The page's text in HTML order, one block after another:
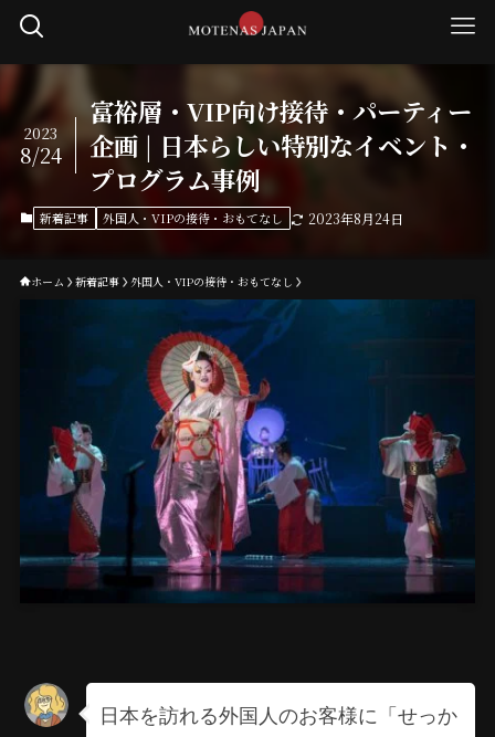
富裕層・VIP向け接待・パーティー
企画 | 日本らしい特別なイベント・
プログラム事例
2023
8/24
新着記事 外国人・VIPの接待・おもてなし 2023年8月24日
ホーム 新着記事 外国人・VIPの接待・おもてなし
日本を訪れる外国人のお客様に「せっか